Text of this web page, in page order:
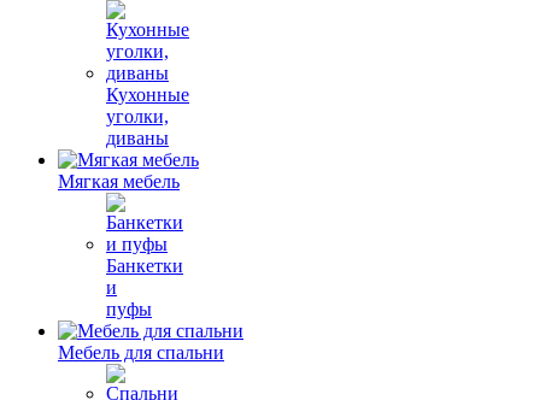
Кухонные
уголки,
диваны
Мягкая мебель
Банкетки
и
пуфы
Мебель для спальни